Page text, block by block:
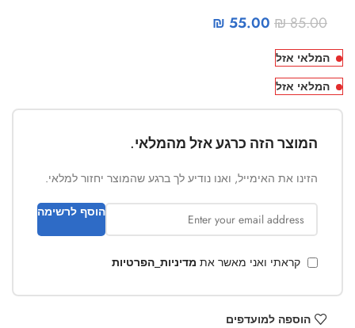
₪85.00
₪ 55.00
המלאי אזל
המלאי אזל
המוצר הזה כרגע אזל מהמלאי.
הזינו את האימייל, ואנו נודיע לך ברגע שהמוצר יחזור למלאי.
הוסף לרשימה
קראתי ואני מאשר את מדיניות_הפרטיות
הוספה למועדפים